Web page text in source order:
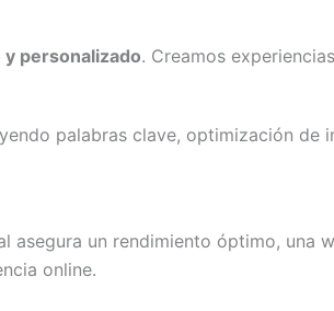
y personalizado. Creamos experiencias
palabras clave, optimización de
asegura un rendimiento óptimo, una
online.